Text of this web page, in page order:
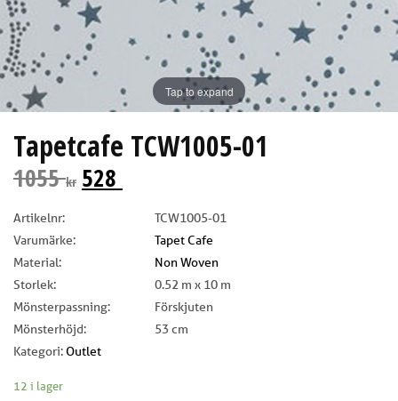
Tap to expand
Tapetcafe TCW1005-01
1055kr 528
Artikelnr:
TCW1005-01
Varumärke:
Tapet Cafe
Material:
Non Woven
Storlek:
0.52 m x 10 m
Mönsterpassning:
Förskjuten
Mönsterhöjd:
53 cm
Kategori: Outlet
12 i lager